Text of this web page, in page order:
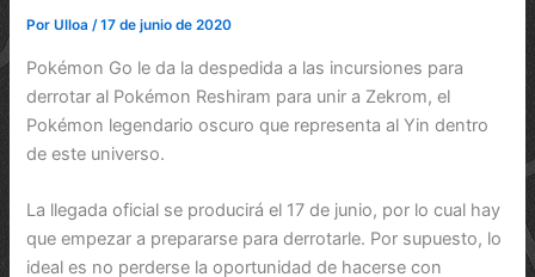
PorUlloa/17 de junio de 2020
Pokémon Go le da la despedida a las incursiones para
derrotar al Pokémon Reshiram para unir a Zekrom, el
Pokémon legendario oscuro que representa al Yin dentro
de este universo.
La llegada oficial se producirá el 17 de junio, por lo cual hay
que empezar a prepararse para derrotarle. Por supuesto, lo
ideal es no perderse la oportunidad de hacerse con